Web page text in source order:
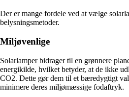
Der er mange fordele ved at vælge
belysningsmetoder.
Miljøvenlige
Solarlamper bidrager til en grønnere
energikilde, hvilket betyder, at de ikke
CO2. Dette gør dem til et bæredygtigt
minimere deres miljømæssige fodaftryk.